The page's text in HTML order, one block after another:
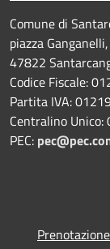
Comune di
piazza
47822
Codice Fiscale:
Partita IVA:
Centralino
PEC: